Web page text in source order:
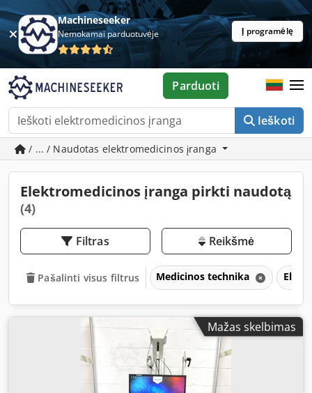
Machineseeker
Nemokamai parduotuvėje Į programėlę
Ieškoti
Parduoti
/ ... / Naudotas elektromedicinos įranga
Elektromedicinos įranga pirkti naudotą
(4)
Filtras Reikšmė
Pašalinti visus filtrus Medicinos technika
Mažas skelbimas